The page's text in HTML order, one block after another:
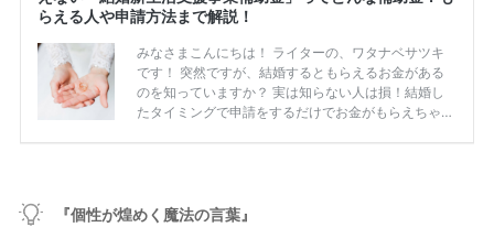
『個性が煌めく魔法の言葉』